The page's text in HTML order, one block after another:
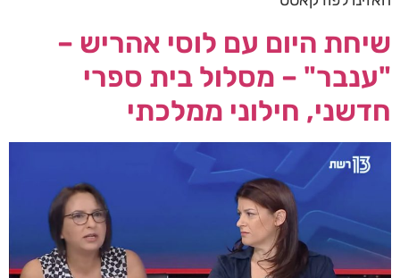
שיחת היום עם לוסי אהריש –
"ענבר" – מסלול בית ספרי
חדשני, חילוני ממלכתי